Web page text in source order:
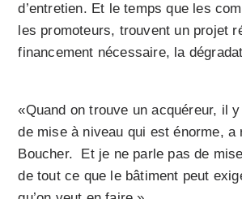
d’entretien. Et le temps que les
les promoteurs, trouvent un projet
financement nécessaire, la
«Quand on trouve un acquéreur, il
de mise à niveau qui est énorme, a
Boucher. Et je ne parle pas de
de tout ce que le bâtiment peut